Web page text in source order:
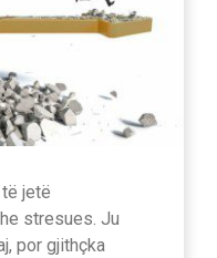
jetë
stresues. Ju
por gjithçka